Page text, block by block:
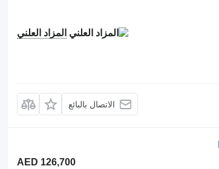
المزاد العلني
الاتصال بالبائع
AED 126,700